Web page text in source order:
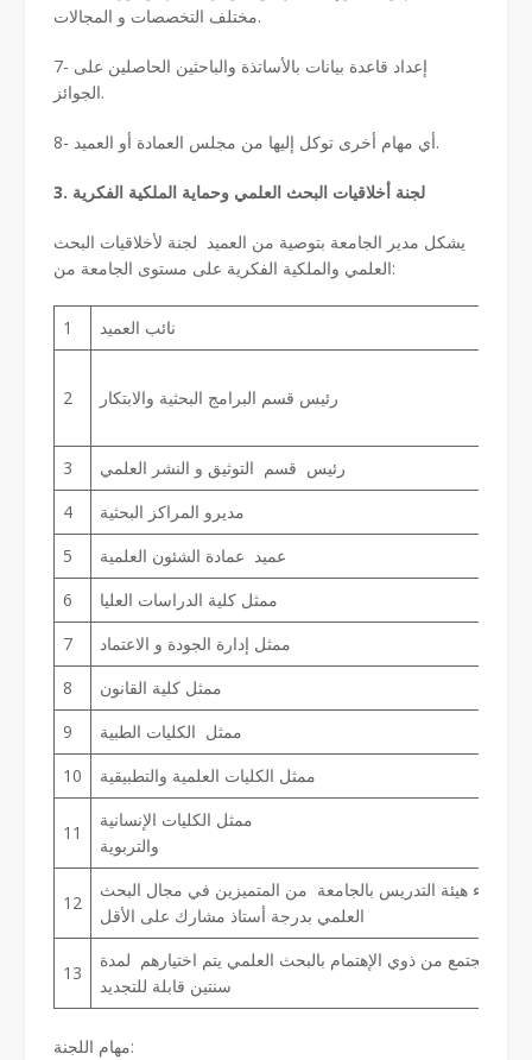
مختلف التخصصات و المجالات.
7- إعداد قاعدة بيانات بالأساتذة والباحثين الحاصلين على
الجوائز.
8- أي مهام أخرى توكل إليها من مجلس العمادة أو العميد.
3. لجنة أخلاقيات البحث العلمي وحماية الملكية الفكرية
يشكل مدير الجامعة بتوصية من العميد لجنة لأخلاقيات البحث
العلمي والملكية الفكرية على مستوى الجامعة من:
1 نائب العميد
2 رئيس قسم البرامج البحثية والابتكار
3
رئيس قسم التوثيق و النشر العلمي
4
5
عميد عمادة الشئون العلمية
6
7
ممثل إدارة الجودة و الاعتماد
8
ممثل كلية القانون
9
10
ممثل الكليات العلمية والتطبيقية
11
ممثل الكليات الإنسانية
12
أعضاء هيئة التدريس بالجامعة من المتميزين في مجال البحث
العلمي بدرجة أستاذ مشارك على الأقل
13
من المجتمع من ذوي الإهتمام بالبحث العلمي يتم اختيارهم لمدة
سنتين قابلة للتجديد
مهام اللجنة: